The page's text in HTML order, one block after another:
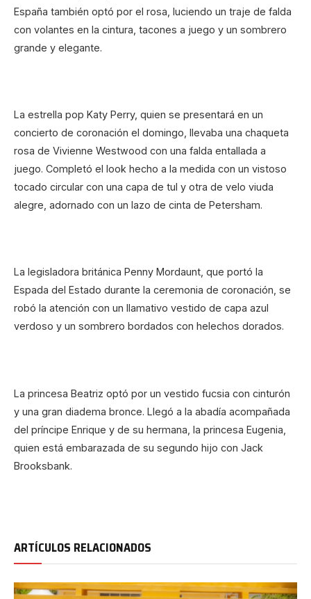
España también optó por el rosa, luciendo un traje de falda
con volantes en la cintura, tacones a juego y un sombrero
grande y elegante.
La estrella pop Katy Perry, quien se presentará en un
concierto de coronación el domingo, llevaba una chaqueta
rosa de Vivienne Westwood con una falda entallada a
juego. Completó el look hecho a la medida con un vistoso
tocado circular con una capa de tul y otra de velo viuda
alegre, adornado con un lazo de cinta de Petersham.
La legisladora británica Penny Mordaunt, que portó la
Espada del Estado durante la ceremonia de coronación, se
robó la atención con un llamativo vestido de capa azul
verdoso y un sombrero bordados con helechos dorados.
La princesa Beatriz optó por un vestido fucsia con cinturón
y una gran diadema bronce. Llegó a la abadía acompañada
del príncipe Enrique y de su hermana, la princesa Eugenia,
quien está embarazada de su segundo hijo con Jack
Brooksbank.
ARTÍCULOS RELACIONADOS